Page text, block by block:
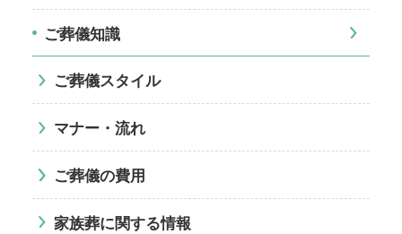
ご葬儀知識
ご葬儀スタイル
マナー・流れ
ご葬儀の費用
家族葬に関する情報